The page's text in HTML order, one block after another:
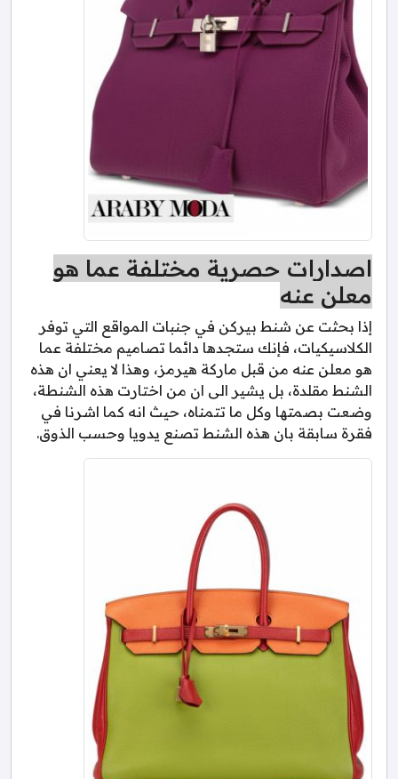
اصدارات حصرية مختلفة عما هو
معلن عنه
إذا بحثت عن شنط بيركن في جنبات المواقع التي توفر
الكلاسيكيات، فإنك ستجدها دائما تصاميم مختلفة عما
هو معلن عنه من قبل ماركة هيرمز، وهذا لا يعني ان هذه
الشنط مقلدة، بل يشير الى ان من اختارت هذه الشنطة،
وضعت بصمتها وكل ما تتمناه، حيث انه كما اشرنا في
فقرة سابقة بان هذه الشنط تصنع يدويا وحسب الذوق.